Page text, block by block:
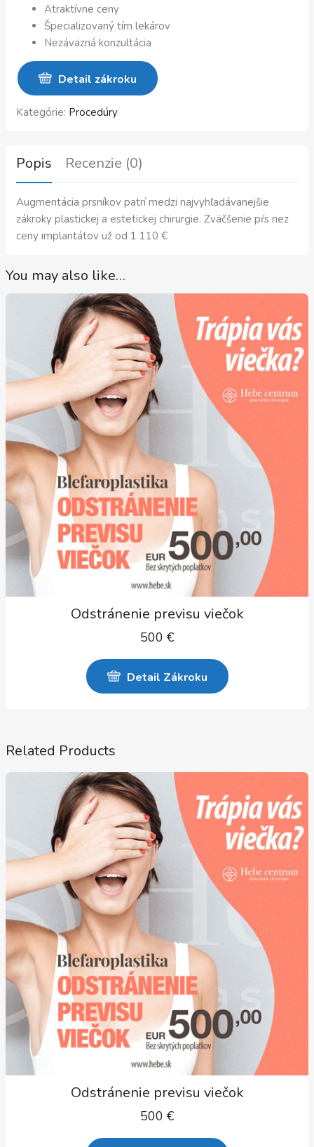
Atraktívne ceny
Špecializovaný tím lekárov
Nezáväzná konzultácia
Detail zákroku
Kategórie: Procedúry
Popis Recenzie (0)
Augmentácia prsníkov patrí medzi najvyhľadávanejšie
zákroky plastickej a estetickej chirurgie. Zväčšenie pŕs nez
ceny implantátov už od 1 110 €
You may also like…
Odstránenie previsu viečok
500 €
Detail Zákroku
Related Products
Odstránenie previsu viečok
500 €